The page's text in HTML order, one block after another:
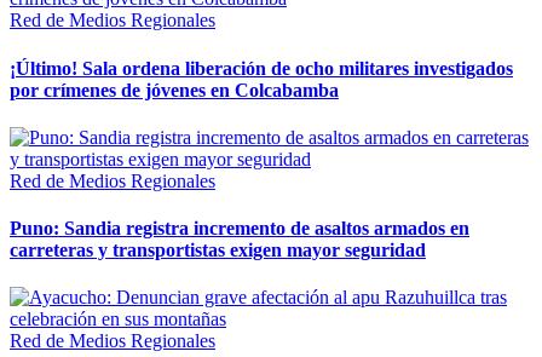
Red de Medios Regionales
¡Último! Sala ordena liberación de ocho militares investigados
por crímenes de jóvenes en Colcabamba
Red de Medios Regionales
Puno: Sandia registra incremento de asaltos armados en
carreteras y transportistas exigen mayor seguridad
Red de Medios Regionales